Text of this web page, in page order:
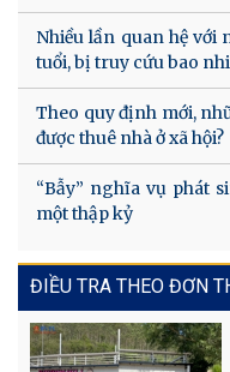
Nhiều lần quan hệ với
tuổi, bị truy cứu bao
Theo quy định mới,
được thuê nhà ở xã hội?
“Bẫy” nghĩa vụ phát
một thập kỷ
ĐIỀU TRA THEO ĐƠN